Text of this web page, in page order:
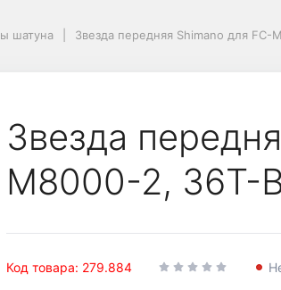
шатуна Звезда передняя Shimano для FC-
Звезда
M8000-2, 36T-
Код товара: 279.884